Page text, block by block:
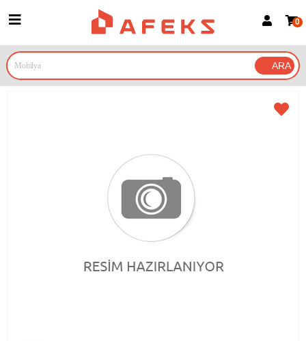
Google İle Bağlan
0